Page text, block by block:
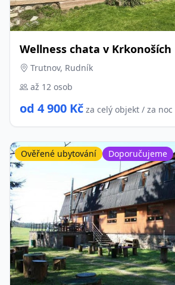
Wellness chata v Krkonoších
Trutnov, Rudník
až 12 osob
od 4 900 Kč za celý objekt / za noc
Ověřené ubytování Doporučujeme